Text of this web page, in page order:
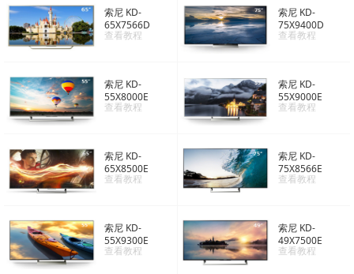
索尼 KD-
65X7566D
查看教程
索尼 KD-
75X9400D
查看教程
索尼 KD-
55X8000E
查看教程
索尼 KD-
55X9000E
查看教程
索尼 KD-
65X8500E
查看教程
索尼 KD-
75X8566E
查看教程
索尼 KD-
55X9300E
查看教程
索尼 KD-
49X7500E
查看教程